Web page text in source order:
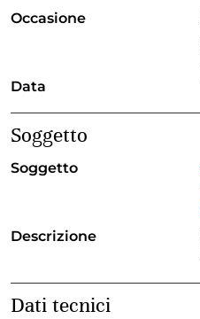
Occasione
Data
Soggetto
Soggetto
Descrizione
Dati tecnici